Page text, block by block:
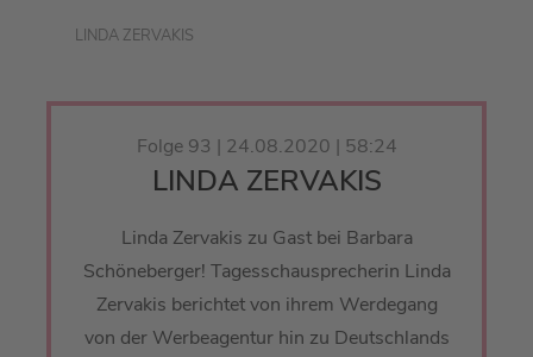
LINDA ZERVAKIS
Folge 93 | 24.08.2020 | 58:24
LINDA ZERVAKIS
Linda Zervakis zu Gast bei Barbara
Schöneberger! Tagesschausprecherin Linda
Zervakis berichtet von ihrem Werdegang
von der Werbeagentur hin zu Deutschlands